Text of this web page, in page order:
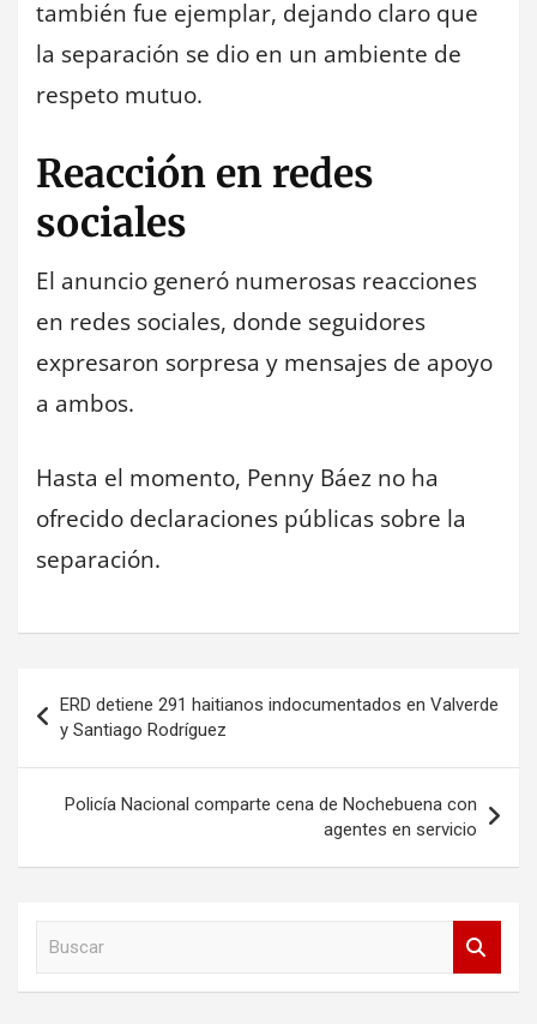
también fue ejemplar, dejando claro que
la separación se dio en un ambiente de
respeto mutuo.
Reacción en redes
sociales
El anuncio generó numerosas reacciones
en redes sociales, donde seguidores
expresaron sorpresa y mensajes de apoyo
a ambos.
Hasta el momento, Penny Báez no ha
ofrecido declaraciones públicas sobre la
separación.
Navegación
de
entradas
ERD detiene 291 haitianos indocumentados en Valverde
y Santiago Rodríguez
Policía Nacional comparte cena de Nochebuena con
agentes en servicio